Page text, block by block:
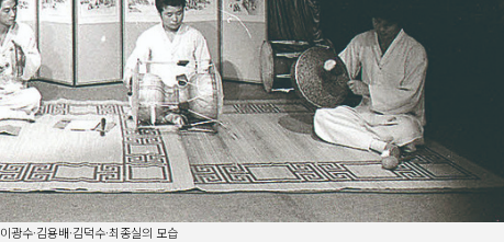
이광수·김용배·김덕수·최종실의 모습